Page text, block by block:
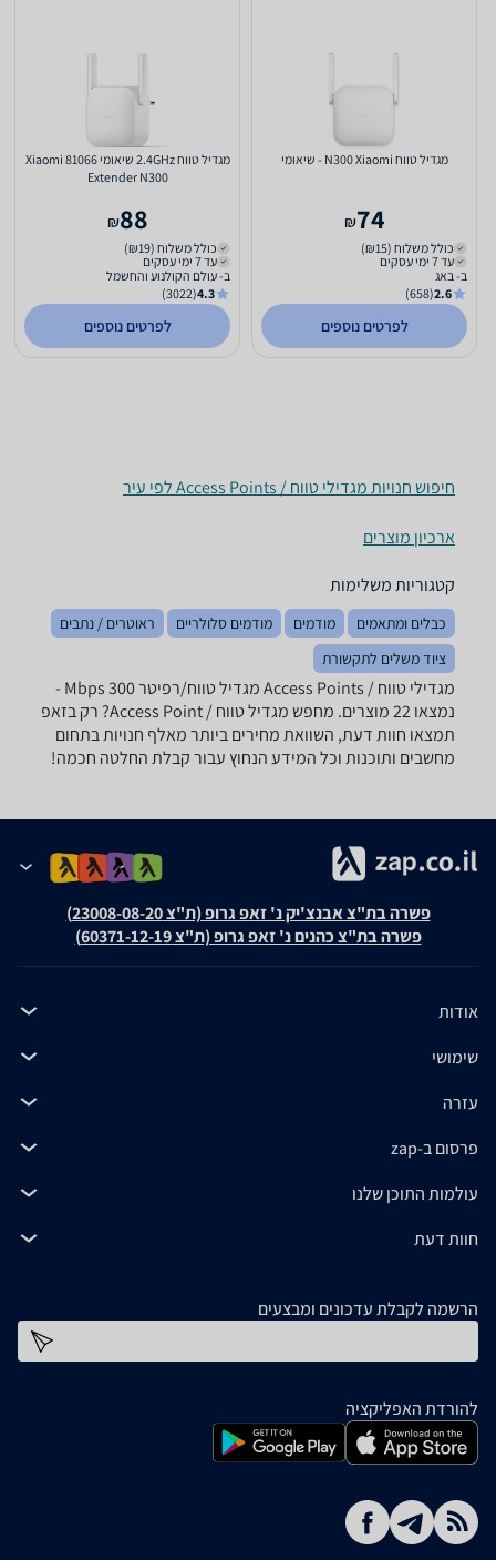
מגדיל טווח N300 Xiaomi - שיאומי
74
₪
כולל משלוח (₪15)
עד 7 ימי עסקים
ב- באג
2.6
(658)
לפרטים נוספים
מגדיל טווח 2.4GHz שיאומי 81066 Xiaomi
Extender N300
88
₪
כולל משלוח (₪19)
עד 7 ימי עסקים
ב- עולם הקולנוע והחשמל
4.3
(3022)
לפרטים נוספים
חיפוש חנויות מגדילי טווח / Access Points לפי עיר
ארכיון מוצרים
קטגוריות משלימות
כבלים ומתאמים מודמים מודמים סלולריים
ראוטרים / נתבים
ציוד משלים לתקשורת
מגדילי טווח / Access Points ‏מגדיל טווח/רפיטר ‏300 ‏Mbps -
נמצאו 22 מוצרים. מחפש מגדיל טווח / Access Point? רק בזאפ
תמצאו חוות דעת, השוואת מחירים ביותר מאלף חנויות בתחום
מחשבים ותוכנות וכל המידע הנחוץ עבור קבלת החלטה חכמה!
פשרה בת"צ אבנצ'יק נ' זאפ גרופ (ת"צ 23008-08-20)
פשרה בת"צ כהנים נ' זאפ גרופ (ת"צ 60371-12-19)
אודות
שימושי
עזרה
פרסום ב-zap
עולמות התוכן שלנו
חוות דעת
הרשמה לקבלת עדכונים ומבצעים
להורדת האפליקציה